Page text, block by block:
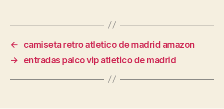
←
camiseta retro atletico de madrid amazon
→
entradas palco vip atletico de madrid